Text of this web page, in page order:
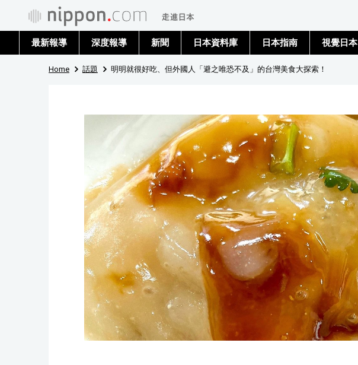
最新報導 深度報導 新聞 日本資料庫 日本指南 視覺日本
Home 話題 明明就很好吃、但外國人「避之唯恐不及」的台灣美食大探索！